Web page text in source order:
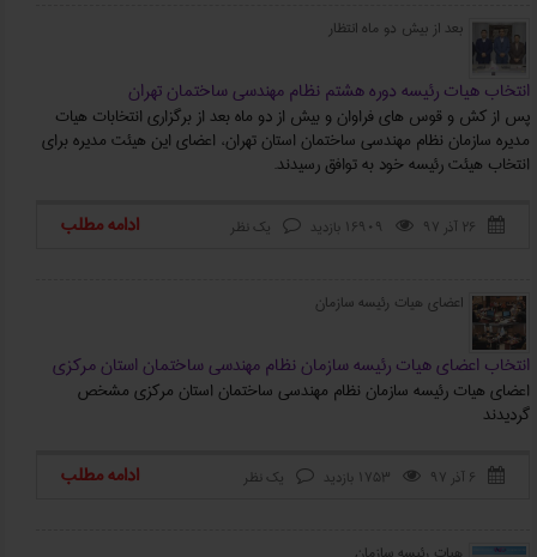
بعد از بیش دو ماه انتظار
انتخاب هیات رئیسه دوره هشتم نظام مهندسی ساختمان تهران
پس از کش و قوس های فراوان و بیش از دو ماه بعد از برگزاری انتخابات هیات
مدیره سازمان نظام مهندسی ساختمان استان تهران، اعضای این هیئت مدیره برای
انتخاب هیئت رئیسه خود به توافق رسیدند.
 ۲۶ آذر ۹۷  16909 بازدید  یک نظر ادامه مطلب
اعضای هیات رئیسه سازمان
انتخاب اعضای هیات رئیسه سازمان نظام مهندسی ساختمان استان مرکزی
اعضای هیات رئیسه سازمان نظام مهندسی ساختمان استان مرکزی مشخص
گردیدند
 ۶ آذر ۹۷  1753 بازدید  یک نظر ادامه مطلب